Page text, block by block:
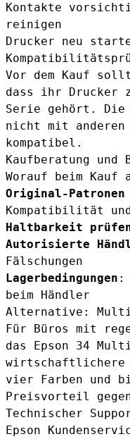
Kontakte
reinigen
Drucker neu
Vor dem Kauf
dass ihr Drucker
Serie gehört. Die
nicht mit anderen
kompatibel.
Kaufberatung und
Worauf beim Kauf
Original-Patronen
Kompatibilität
Haltbarkeit
Autorisierte
Fälschungen
Lagerbedingungen :
beim Händler
Alternative:
Für Büros mit
das Epson 34
wirtschaftlichere
vier Farben und
Preisvorteil
Technischer
Epson